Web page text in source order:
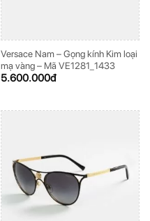
Versace Nam – Gọng kính Kim loại
mạ vàng – Mã VE1281_1433
5.600.000đ